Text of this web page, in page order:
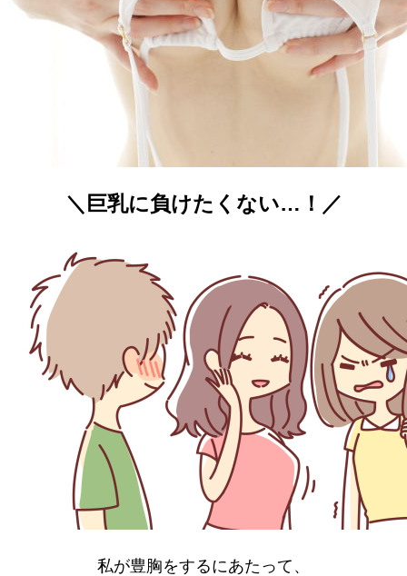
＼巨乳に負けたくない…！／
私が豊胸をするにあたって、